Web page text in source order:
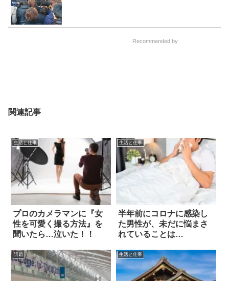
Recommended by
関連記事
生活と仕事
プロのカメラマンに『女
性を可愛く撮る方法』を
聞いたら…泣いた！！
生活と仕事
半年前にコロナに感染し
た男性が、未だに悩まさ
れていることは…
話題 生活と仕事